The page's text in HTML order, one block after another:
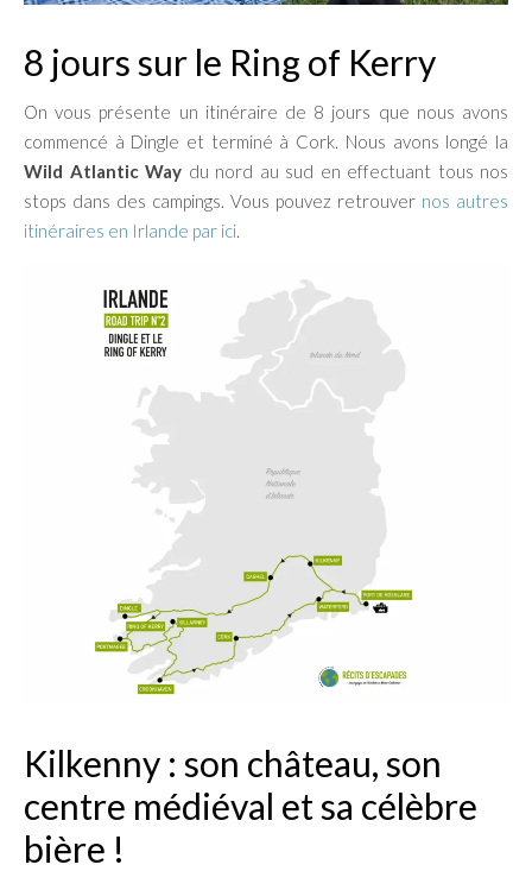
8 jours sur le Ring of Kerry
On vous présente un itinéraire de 8 jours que nous avons
commencé à Dingle et terminé à Cork. Nous avons longé la
Wild Atlantic Way du nord au sud en effectuant tous nos
stops dans des campings. Vous pouvez retrouver nos autres
itinéraires en Irlande par ici.
Kilkenny : son château, son
centre médiéval et sa célèbre
bière !